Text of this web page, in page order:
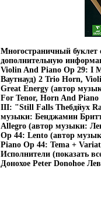
Многостраничный буклет
дополнительную
Violin And Piano Op 29: I
Ваутнауд) 2 Trio Horn,
Great Energy (автор
For Tenor, Horn And
III: "Still Falls Theбдйух
музыки: Бенджамин
Allegro (автор музыки:
Op 44: Lento (автор
Piano Op 44: Tema +
Исполнители (показать
Донохое Peter Donohoe